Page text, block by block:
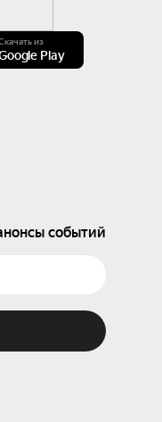
из
Play
событий